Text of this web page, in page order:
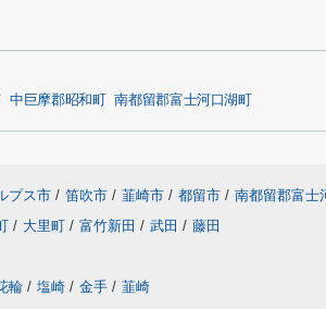
中巨摩郡昭和町 南都留郡富士河口湖町
プス市 / 笛吹市 / 韮崎市 / 都留市 / 南都留郡富士
/ 大里町 / 富竹新田 / 武田 / 藤田
輪 / 塩崎 / 金手 / 韮崎